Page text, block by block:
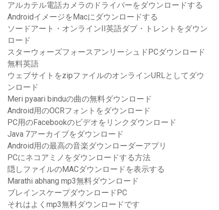
アルカテル電話カメラのドライバーをダウンロードする
AndroidイメージをMacにダウンロードする
ソードアート・オンラインII英語ダブ・トレントをダウン
ロード
スターウォーズフォースアンリーシュドPCダウンロード
無料英語
ウェブサイトをzipファイルのオンラインURLとしてダウ
ンロード
Meri pyaari binduの曲の無料ダウンロード
Android用のOCRフォントをダウンロード
PC用のFacebookのビデオをリンクダウンロード
Java 7アーカイブをダウンロード
Android用の最高の音楽ダウンローダーアプリ
PCにネコアミノをダウンロードする方法
隠しファイルのMACダウンロードを表示する
Marathi abhang mp3無料ダウンロード
ブレインスケープダウンロードPC
それはよくmp3無料ダウンロードです